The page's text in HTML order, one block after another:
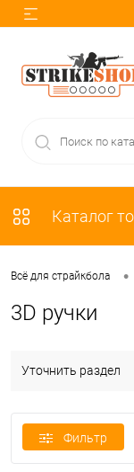
Каталог
Всё для страйкбола •
3D ручки
Уточнить раздел
Фильтр